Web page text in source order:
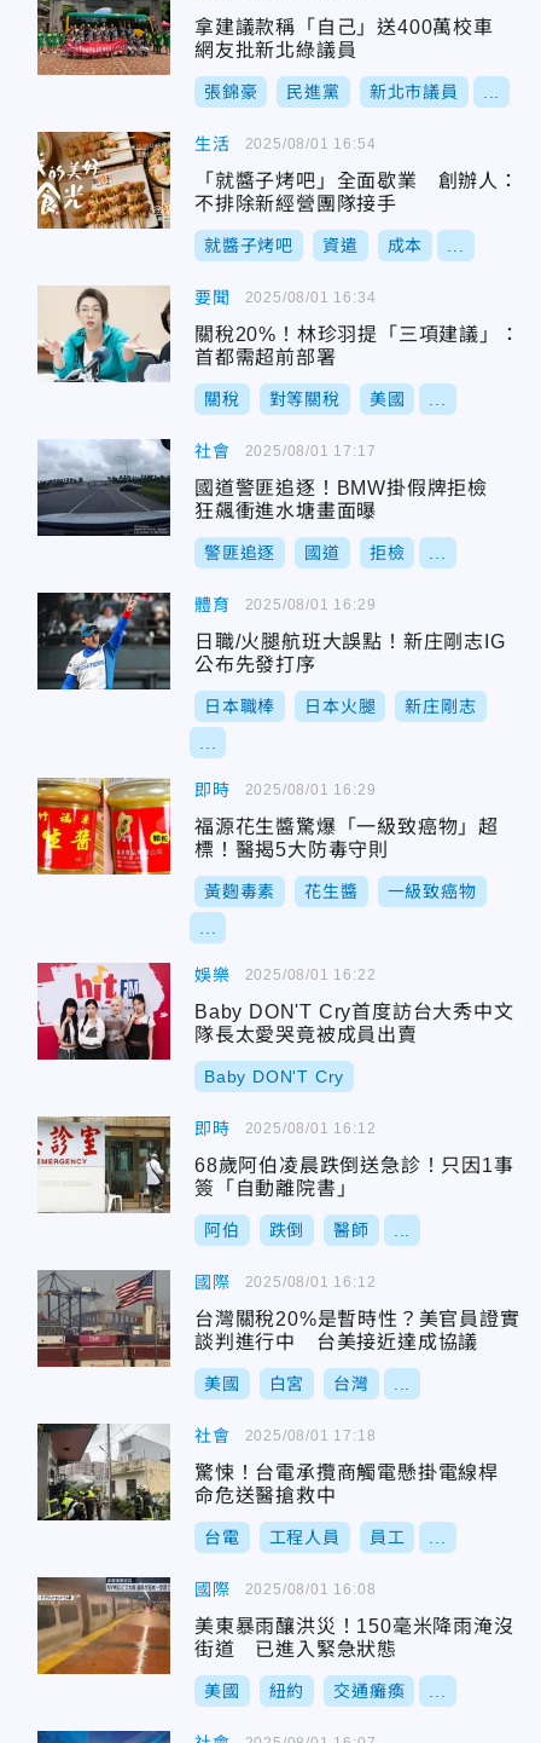
拿建議款稱「自己」送400萬校車
網友批新北綠議員
張錦豪 民進黨 新北市議員
生活
「就醬子烤吧」全面歇業 創辦人：
不排除新經營團隊接手
就醬子烤吧 資遣 成本
2025/08/01 16:54
要聞
關稅20%！林珍羽提「三項建議」：
首都需超前部署
關稅 對等關稅 美國
2025/08/01 16:34
社會
國道警匪追逐！BMW掛假牌拒檢
狂飆衝進水塘畫面曝
警匪追逐 國道 拒檢
2025/08/01 17:17
體育
日職/火腿航班大誤點！新庄剛志IG
公布先發打序
日本職棒 日本火腿 新庄剛志
2025/08/01 16:29
即時
福源花生醬驚爆「一級致癌物」超
標！醫揭5大防毒守則
黃麴毒素 花生醬 一級致癌物
2025/08/01 16:29
娛樂
Baby DON'T Cry首度訪台大秀中文
隊長太愛哭竟被成員出賣
Baby DON'T Cry
2025/08/01 16:22
即時
68歲阿伯凌晨跌倒送急診！只因1事
簽「自動離院書」
阿伯 跌倒 醫師
2025/08/01 16:12
國際
台灣關稅20%是暫時性？美官員證實
談判進行中 台美接近達成協議
美國 白宮 台灣
2025/08/01 16:12
社會
驚悚！台電承攬商觸電懸掛電線桿
命危送醫搶救中
台電 工程人員 員工
2025/08/01 17:18
國際
美東暴雨釀洪災！150毫米降雨淹沒
街道 已進入緊急狀態
美國 紐約 交通癱瘓
2025/08/01 16:08